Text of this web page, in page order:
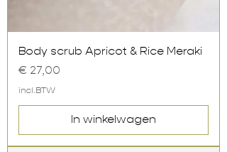
Body scrub Apricot & Rice Meraki
Prijs
€ 27,00
incl.BTW
In winkelwagen